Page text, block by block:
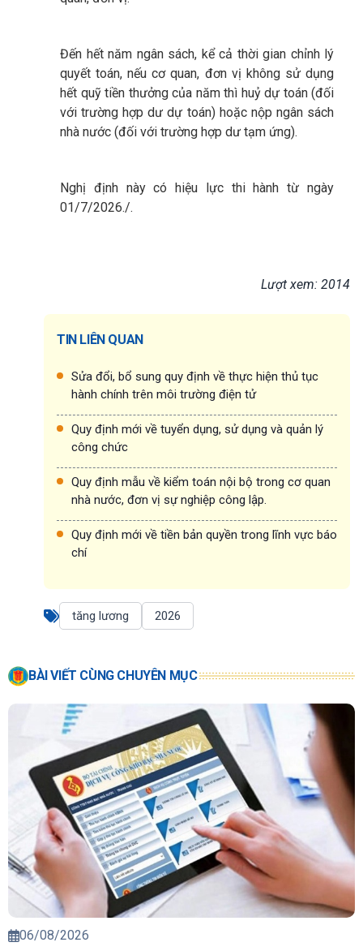
Đến hết năm ngân sách, kể cả thời gian chỉnh lý
quyết toán, nếu cơ quan, đơn vị không sử dụng
hết quỹ tiền thưởng của năm thì huỷ dự toán (đối
với trường hợp dư dự toán) hoặc nộp ngân sách
nhà nước (đối với trường hợp dư tạm ứng).
Nghị định này có hiệu lực thi hành từ ngày
01/7/2026./.
Lượt xem: 2014
TIN LIÊN QUAN
Sửa đổi, bổ sung quy định về thực hiện thủ tục
hành chính trên môi trường điện tử
Quy định mới về tuyển dụng, sử dụng và quản lý
công chức
Quy định mẫu về kiểm toán nội bộ trong cơ quan
nhà nước, đơn vị sự nghiệp công lập.
Quy định mới về tiền bản quyền trong lĩnh vực báo
chí
tăng lương 2026
BÀI VIẾT CÙNG CHUYÊN MỤC
06/08/2026